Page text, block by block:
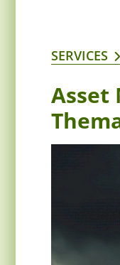
SERVICES
Asset